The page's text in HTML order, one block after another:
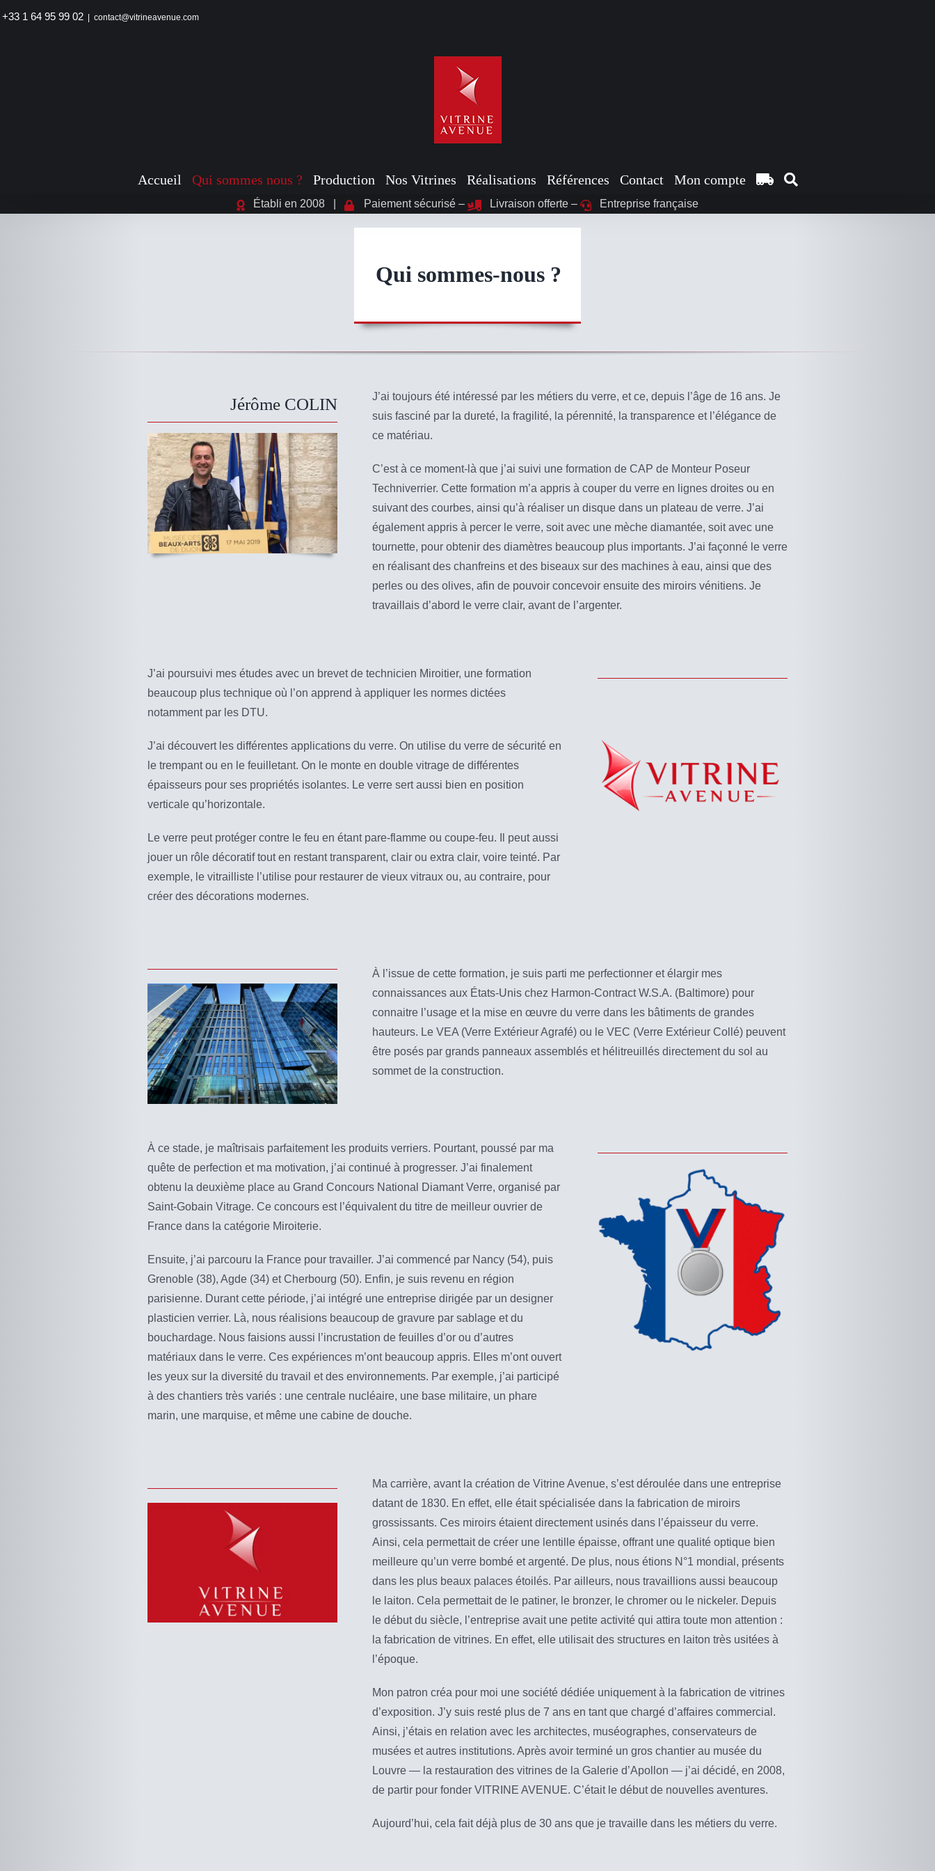
+33 1 64 95 99 02 contact@vitrineavenue.com
Accueil Qui sommes nous ? Production Nos Vitrines Réalisations Références Contact Mon compte
Établi en 2008 | Paiement sécurisé – Livraison offerte – Entreprise française
Qui sommes-nous ?
Jérôme COLIN
J’ai toujours été intéressé par les métiers du verre, et ce, depuis l’âge de 16 ans. Je
suis fasciné par la dureté, la fragilité, la pérennité, la transparence et l’élégance de
ce matériau.
C’est à ce moment-là que j’ai suivi une formation de CAP de Monteur Poseur
Techniverrier. Cette formation m’a appris à couper du verre en lignes droites ou en
suivant des courbes, ainsi qu’à réaliser un disque dans un plateau de verre. J’ai
également appris à percer le verre, soit avec une mèche diamantée, soit avec une
tournette, pour obtenir des diamètres beaucoup plus importants. J’ai façonné le verre
en réalisant des chanfreins et des biseaux sur des machines à eau, ainsi que des
perles ou des olives, afin de pouvoir concevoir ensuite des miroirs vénitiens. Je
travaillais d’abord le verre clair, avant de l’argenter.
J’ai poursuivi mes études avec un brevet de technicien Miroitier, une formation
beaucoup plus technique où l’on apprend à appliquer les normes dictées
notamment par les DTU.
J’ai découvert les différentes applications du verre. On utilise du verre de sécurité en
le trempant ou en le feuilletant. On le monte en double vitrage de différentes
épaisseurs pour ses propriétés isolantes. Le verre sert aussi bien en position
verticale qu’horizontale.
Le verre peut protéger contre le feu en étant pare-flamme ou coupe-feu. Il peut aussi
jouer un rôle décoratif tout en restant transparent, clair ou extra clair, voire teinté. Par
exemple, le vitrailliste l’utilise pour restaurer de vieux vitraux ou, au contraire, pour
créer des décorations modernes.
À l’issue de cette formation, je suis parti me perfectionner et élargir mes
connaissances aux États-Unis chez Harmon-Contract W.S.A. (Baltimore) pour
connaitre l’usage et la mise en œuvre du verre dans les bâtiments de grandes
hauteurs. Le VEA (Verre Extérieur Agrafé) ou le VEC (Verre Extérieur Collé) peuvent
être posés par grands panneaux assemblés et hélitreuillés directement du sol au
sommet de la construction.
À ce stade, je maîtrisais parfaitement les produits verriers. Pourtant, poussé par ma
quête de perfection et ma motivation, j’ai continué à progresser. J’ai finalement
obtenu la deuxième place au Grand Concours National Diamant Verre, organisé par
Saint-Gobain Vitrage. Ce concours est l’équivalent du titre de meilleur ouvrier de
France dans la catégorie Miroiterie.
Ensuite, j’ai parcouru la France pour travailler. J’ai commencé par Nancy (54), puis
Grenoble (38), Agde (34) et Cherbourg (50). Enfin, je suis revenu en région
parisienne. Durant cette période, j’ai intégré une entreprise dirigée par un designer
plasticien verrier. Là, nous réalisions beaucoup de gravure par sablage et du
bouchardage. Nous faisions aussi l’incrustation de feuilles d’or ou d’autres
matériaux dans le verre. Ces expériences m’ont beaucoup appris. Elles m’ont ouvert
les yeux sur la diversité du travail et des environnements. Par exemple, j’ai participé
à des chantiers très variés : une centrale nucléaire, une base militaire, un phare
marin, une marquise, et même une cabine de douche.
Ma carrière, avant la création de Vitrine Avenue, s’est déroulée dans une entreprise
datant de 1830. En effet, elle était spécialisée dans la fabrication de miroirs
grossissants. Ces miroirs étaient directement usinés dans l’épaisseur du verre.
Ainsi, cela permettait de créer une lentille épaisse, offrant une qualité optique bien
meilleure qu’un verre bombé et argenté. De plus, nous étions N°1 mondial, présents
dans les plus beaux palaces étoilés. Par ailleurs, nous travaillions aussi beaucoup
le laiton. Cela permettait de le patiner, le bronzer, le chromer ou le nickeler. Depuis
le début du siècle, l’entreprise avait une petite activité qui attira toute mon attention :
la fabrication de vitrines. En effet, elle utilisait des structures en laiton très usitées à
l’époque.
Mon patron créa pour moi une société dédiée uniquement à la fabrication de vitrines
d’exposition. J’y suis resté plus de 7 ans en tant que chargé d’affaires commercial.
Ainsi, j’étais en relation avec les architectes, muséographes, conservateurs de
musées et autres institutions. Après avoir terminé un gros chantier au musée du
Louvre — la restauration des vitrines de la Galerie d’Apollon — j’ai décidé, en 2008,
de partir pour fonder VITRINE AVENUE. C’était le début de nouvelles aventures.
Aujourd’hui, cela fait déjà plus de 30 ans que je travaille dans les métiers du verre.